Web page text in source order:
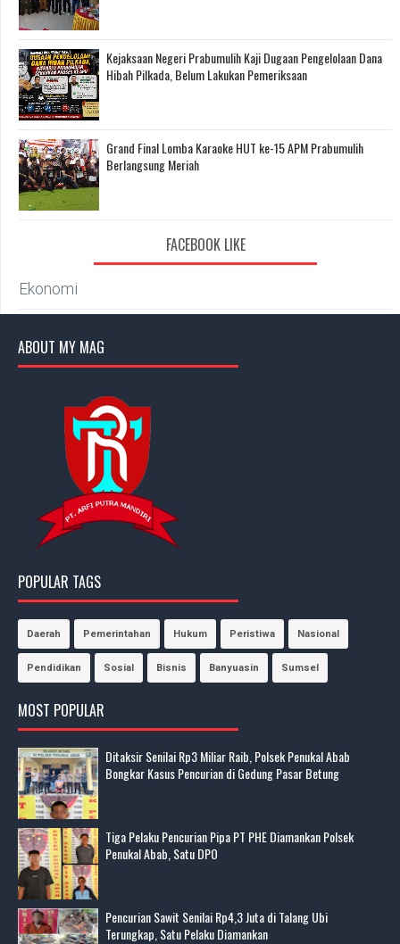
Kejaksaan Negeri Prabumulih Kaji Dugaan Pengelolaan Dana
Hibah Pilkada, Belum Lakukan Pemeriksaan
Grand Final Lomba Karaoke HUT ke-15 APM Prabumulih
Berlangsung Meriah
FACEBOOK LIKE
Ekonomi
ABOUT MY MAG
POPULAR TAGS
Daerah Pemerintahan Hukum Peristiwa Nasional
Pendidikan Sosial Bisnis Banyuasin Sumsel
MOST POPULAR
Ditaksir Senilai Rp3 Miliar Raib, Polsek Penukal Abab
Bongkar Kasus Pencurian di Gedung Pasar Betung
Tiga Pelaku Pencurian Pipa PT PHE Diamankan Polsek
Penukal Abab, Satu DPO
Pencurian Sawit Senilai Rp4,3 Juta di Talang Ubi
Terungkap, Satu Pelaku Diamankan